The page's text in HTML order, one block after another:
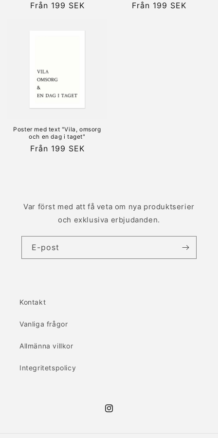
Ordinarie
Från 199 SEK
Ordinarie
Från 199 SEK
Poster med text "Vila, omsorg
och en dag i taget"
Ordinarie
Från 199 SEK
Var först med att få veta om nya produktserier
och exklusiva erbjudanden.
E-post
Kontakt
Vanliga frågor
Allmänna villkor
Integritetspolicy
Instagram